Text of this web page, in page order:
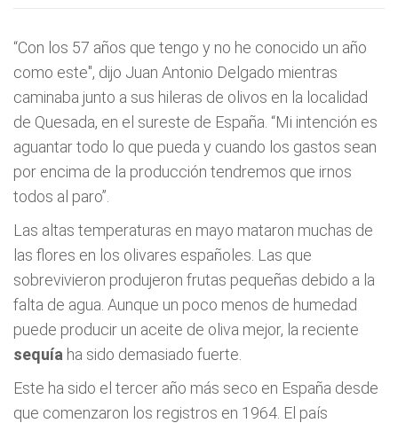
“Con los 57 años que tengo y no he conocido un año
como este", dijo Juan Antonio Delgado mientras
caminaba junto a sus hileras de olivos en la localidad
de Quesada, en el sureste de España. “Mi intención es
aguantar todo lo que pueda y cuando los gastos sean
por encima de la producción tendremos que irnos
todos al paro”.
Las altas temperaturas en mayo mataron muchas de
las flores en los olivares españoles. Las que
sobrevivieron produjeron frutas pequeñas debido a la
falta de agua. Aunque un poco menos de humedad
puede producir un aceite de oliva mejor, la reciente
sequía ha sido demasiado fuerte.
Este ha sido el tercer año más seco en España desde
que comenzaron los registros en 1964. El país